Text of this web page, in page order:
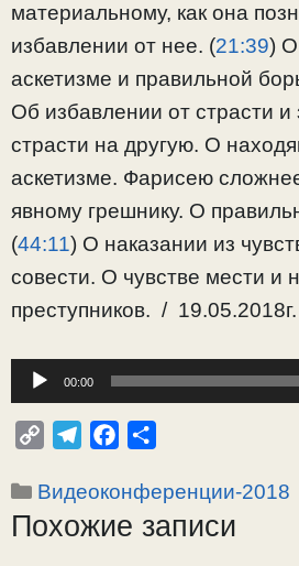
материальному, как она
избавлении от нее. (21:39)
аскетизме и правильной
Об избавлении от страсти
страсти на другую. О
аскетизме. Фарисею
явному грешнику. О
(44:11) О наказании из
совести. О чувстве мести и
преступников. / 19.05.2018г.
Аудиоплеер
00:00
p
y
l
e
c
e
п
р
Рубрики
Видеоконференции-2018
Похожие записи